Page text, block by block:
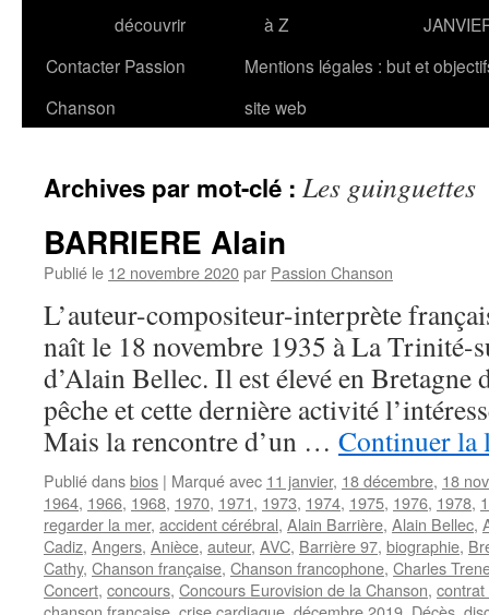
découvrir
à Z
Contacter Passion
Chanson
Mentions légales : but et
site web
Archives par mot-clé : Les guinguettes
BARRIERE Alain
Publié le 12 novembre 2020par Passion Chanson
L’auteur-compositeur-interprète
naît le 18 novembre 1935 à La Trinité-
d’Alain Bellec. Il est élevé en Bretagne
pêche et cette dernière activité
Mais la rencontre d’un … Continuer la
Publié dansbios | Marqué avec 11 janvier, 18 décembre, 18
1964, 1966, 1968, 1970, 1971, 1973, 1974, 1975, 1976, 1978,
regarder la mer, accident cérébral, Alain Barrière, Alain Bellec,
Cadiz, Angers, Anièce, auteur, AVC, Barrière 97, biographie,
Cathy, Chanson française, Chanson francophone, Charles
Concert, concours, Concours Eurovision de la Chanson,